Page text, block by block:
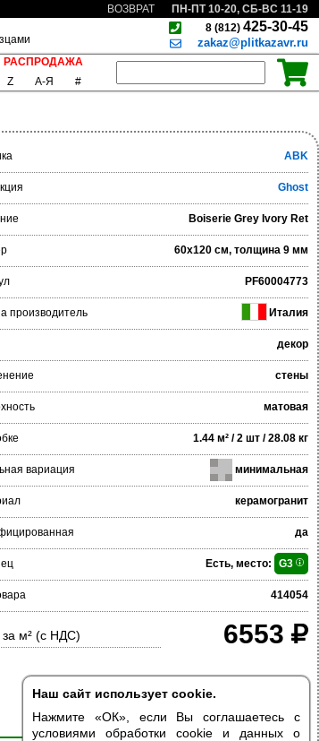
Наш сайт использует cookie.
Нажмите «ОК», если Вы соглашаетесь с
условиями обработки cookie и данных о
ВОЗВРАТ
ПН-ПТ 10-20, СБ-ВС 11-19
8 (812) 425-30-45
zakaz@plitkazavr.ru
РАСПРОДАЖА
Z А-Я #
ABK
Ghost
Boiserie Grey Ivory Ret
60x120 см, толщина 9 мм
PF60004773
производитель Италия
декор
стены
матовая
1.44 м² / 2 шт / 28.08 кг
вариация минимальная
керамогранит
да
Есть, место: G3
414054
м² (с НДС) 6553